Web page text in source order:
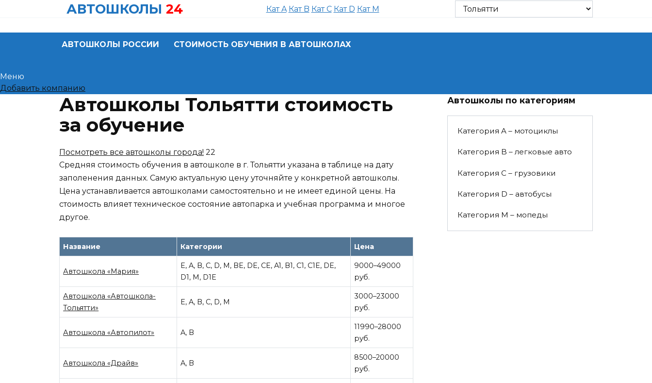
АВТОШКОЛЫ 24 Кат A Кат B Кат C Кат D Кат M
АВТОШКОЛЫ РОССИИ СТОИМОСТЬ ОБУЧЕНИЯ В АВТОШКОЛАХ
Меню
Добавить компанию
Автошколы Тольятти стоимость
за обучение
Посмотреть все автошколы города! 22
Средняя стоимость обучения в автошколе в г. Тольятти указана в таблице на дату
заполенения данных. Самую актуальную цену уточняйте у конкретной автошколы.
Цена устанавливается автошколами самостоятельно и не имеет единой цены. На
стоимость влияет техническое состояние автопарка и учебная программа и многое
другое.
Название Категории Цена
Автошкола «Мария»
E, A, B, C, D, M, BE, DE, CE, A1, В1, C1, C1E, DE,
D1, M, D1E
9000–49000
руб.
Автошкола «Автошкола-
Тольятти»
E, A, B, C, D, M
3000–23000
руб.
Автошкола «Автопилот» A, B
11990–28000
руб.
Автошкола «Драйв» A, B
8500–20000
руб.
Автошколы по категориям
Категория A – мотоциклы
Категория B – легковые авто
Категория C – грузовики
Категория D – автобусы
Категория M – мопеды